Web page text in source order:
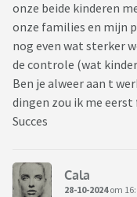
onze beide kinderen
onze families en mijn
nog even wat sterker
de controle (wat
Ben je alweer aan t
dingen zou ik me eerst
Succes
Cala
28-10-2024om